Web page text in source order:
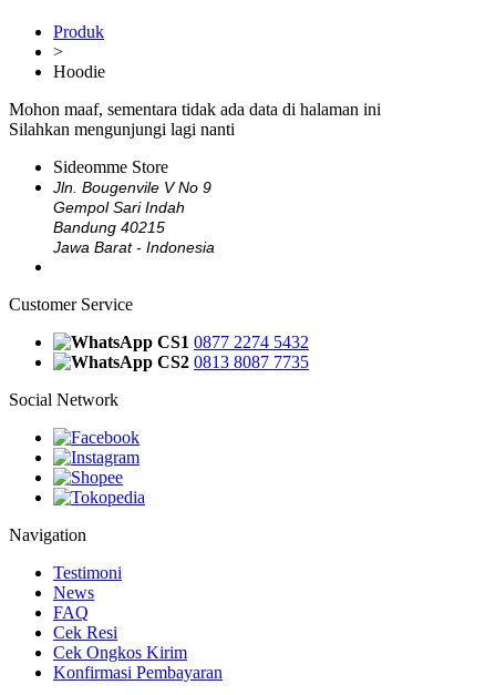
Produk
>
Hoodie
Mohon maaf, sementara tidak ada data di halaman ini
Silahkan mengunjungi lagi nanti
Sideomme Store
Jln. Bougenvile V No 9
Gempol Sari Indah
Bandung 40215
Jawa Barat - Indonesia
Customer Service
CS1 0877 2274 5432
CS2 0813 8087 7735
Social Network
Navigation
Testimoni
News
FAQ
Cek Resi
Cek Ongkos Kirim
Konfirmasi Pembayaran